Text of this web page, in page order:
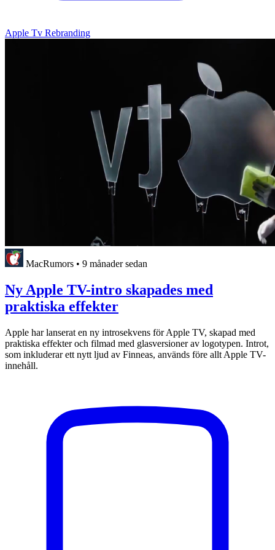
Apple Tv Rebranding
MacRumors • 9 månader sedan
Ny Apple TV-intro skapades med
praktiska effekter
Apple har lanserat en ny introsekvens för Apple TV, skapad med
praktiska effekter och filmad med glasversioner av logotypen. Introt,
som inkluderar ett nytt ljud av Finneas, används före allt Apple TV-
innehåll.